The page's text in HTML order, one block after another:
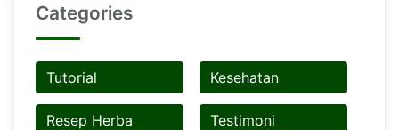
Categories
Tutorial Kesehatan
Resep Herba Testimoni